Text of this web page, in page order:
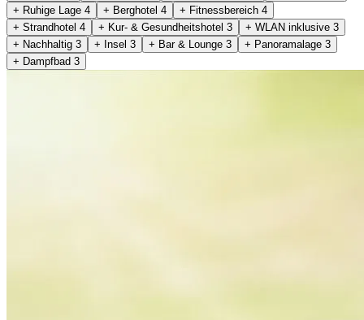
+ Ruhige Lage 4 + Berghotel 4 + Fitnessbereich 4
+ Strandhotel 4 + Kur- & Gesundheitshotel 3 + WLAN inklusive 3
+ Nachhaltig 3 + Insel 3 + Bar & Lounge 3 + Panoramalage 3
+ Dampfbad 3